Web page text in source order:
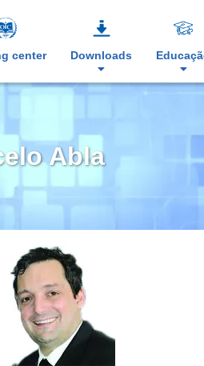
center Downloads
Abla